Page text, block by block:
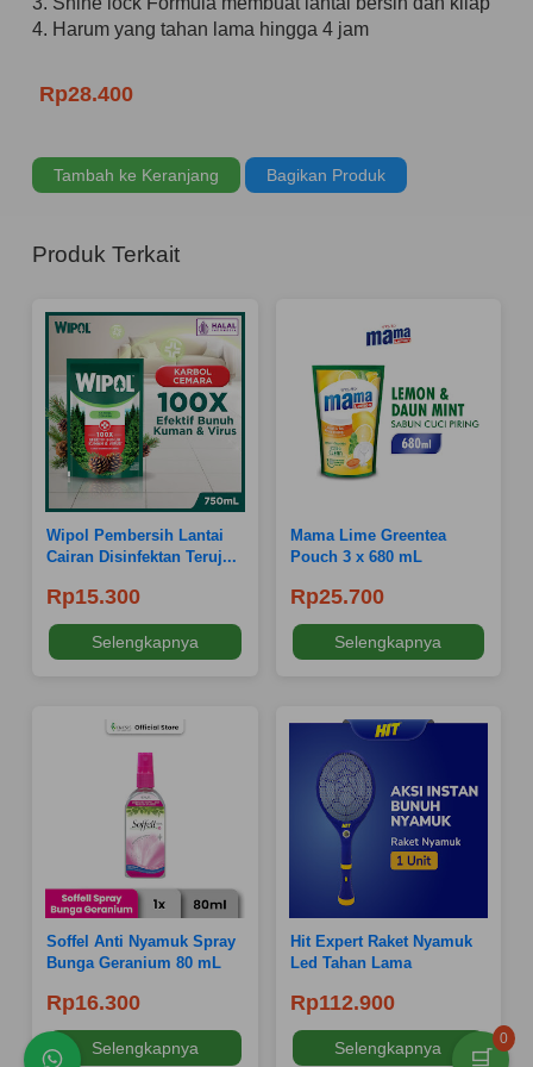
🛒
0
4. Harum yang tahan lama hingga 4 jam
Rp28.400
Tambah ke Keranjang Bagikan Produk
Produk Terkait
Wipol Pembersih Lantai
Cairan Disinfektan Teruj...
Rp15.300
Selengkapnya
Mama Lime Greentea
Pouch 3 x 680 mL
Rp25.700
Selengkapnya
Soffel Anti Nyamuk Spray
Bunga Geranium 80 mL
Rp16.300
Selengkapnya
Hit Expert Raket Nyamuk
Led Tahan Lama
Rp112.900
Selengkapnya